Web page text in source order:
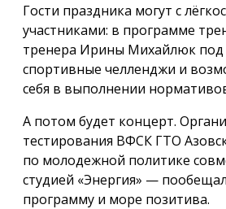
Гости праздника могут с
участниками: в программе
тренера Ирины Михайлюк
спортивные челленджи и
себя в выполнении
А потом будет концерт.
тестирования ВФСК ГТО
по молодежной политике
студией «Энергия» —
программу и море позитива.